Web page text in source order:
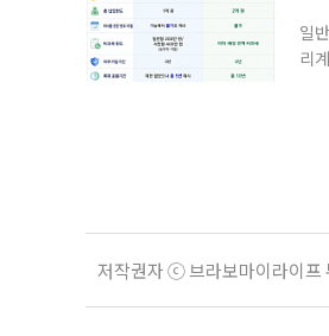
일
리
저작권자 ⓒ 브라보마이라이프